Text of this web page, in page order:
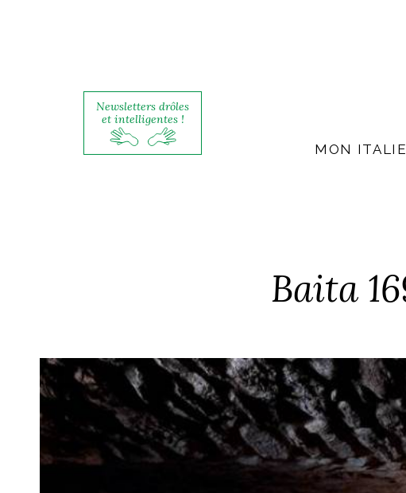
Newsletters drôles
et intelligentes !
MON ITALIE
Baita